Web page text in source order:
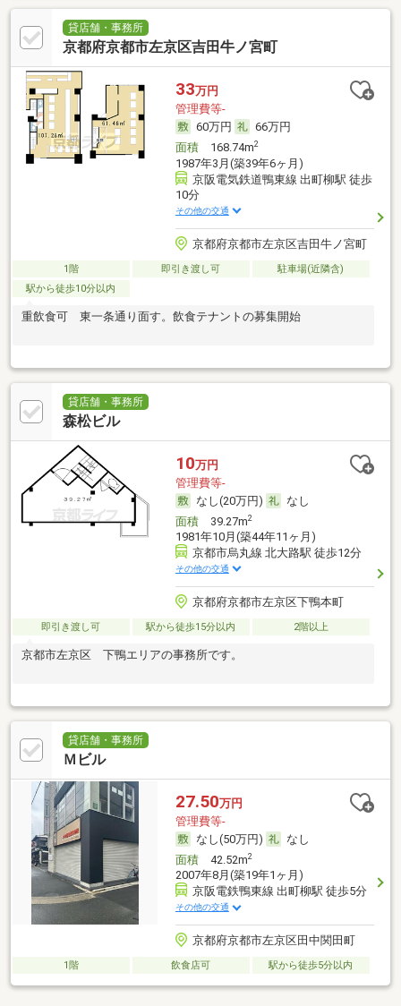
貸店舗・事務所
京都府京都市左京区吉田牛ノ宮町
33万円
管理費等-
60万円
66万円
面積168.74m2
1987年3月(築39年6ヶ月)
京阪電気鉄道鴨東線 出町柳駅 徒歩
10分
その他の交通
京都府京都市左京区吉田牛ノ宮町
1階 即引き渡し可
駐車場(近隣含)
駅から徒歩10分以内
重飲食可 東一条通り面す。飲食テナントの募集開始
貸店舗・事務所
森松ビル
10万円
管理費等-
なし(20万円)
なし
面積39.27m2
1981年10月(築44年11ヶ月)
京都市烏丸線 北大路駅 徒歩12分
その他の交通
京都府京都市左京区下鴨本町
即引き渡し可 駅から徒歩15分以内 2階以上
京都市左京区 下鴨エリアの事務所です。
貸店舗・事務所
Ｍビル
27.50万円
管理費等-
なし(50万円)
なし
面積42.52m2
2007年8月(築19年1ヶ月)
京阪電鉄鴨東線 出町柳駅 徒歩5分
その他の交通
京都府京都市左京区田中関田町
1階 飲食店可 駅から徒歩5分以内